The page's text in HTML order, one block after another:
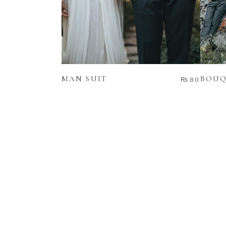
ADD TO CART
MAN SUIT ₨ 80